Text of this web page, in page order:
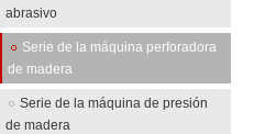
abrasivo
Serie de la máquina perforadora
de madera
Serie de la máquina de presión
de madera